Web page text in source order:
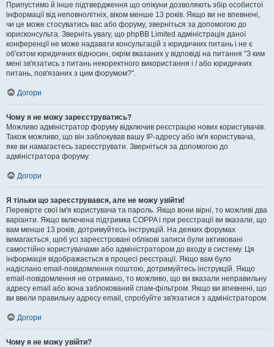
Припустимо й інше підтвердження що опікуни дозволяють збір особистої
інформації від неповнолітніх, віком менше 13 років. Якщо ви не впевнені,
чи це може стосуватись вас або форуму, зверніться за допомогою до
юрисконсульта. Зверніть увагу, що phpBB Limited адміністрація даної
конференції не може надавати консультацій з юридичних питань і не є
об'єктом юридичних відносин, окрім вказаних у відповіді на питання "З ким
мені зв'язатись з питань некоректного використання і / або юридичних
питань, пов'язаних з цим форумом?".
Догори
Чому я не можу зареєструватись?
Можливо адміністратор форуму відключив реєстрацію нових користувачів.
Також можливо, що він заблокував вашу IP-адресу або ім'я користувача,
яке ви намагаєтесь зареєструвати. Зверніться за допомогою до
адміністратора форуму.
Догори
Я тільки що зареєструвався, але не можу увійти!
Перевірте свої ім'я користувача та пароль. Якщо вони вірні, то можливі два
варіанти. Якщо включена підтримка COPPA і при реєстрації ви вказали, що
вам менше 13 років, дотримуйтесь інструкцій. На деяких форумах
вимагається, щоб усі зареєстровані облікові записи були активовані
самостійно користувачами або адміністратором до входу в систему. Ця
інформація відображається в процесі реєстрації. Якщо вам було
надіслано email-повідомлення поштою, дотримуйтесь інструкцій. Якщо
email-повідомлення не отримано, то можливо, що ви вказали неправильну
адресу email або вона заблокований спам-фільтром. Якщо ви впевнені, що
ви ввели правильну адресу email, спробуйте зв'язатися з адміністратором.
Догори
Чому я не можу увійти?